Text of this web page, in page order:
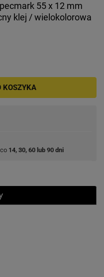
55 x 12 mm
klej / wielokolorowa
KOSZYKA
14, 30, 60 lub 90 dni